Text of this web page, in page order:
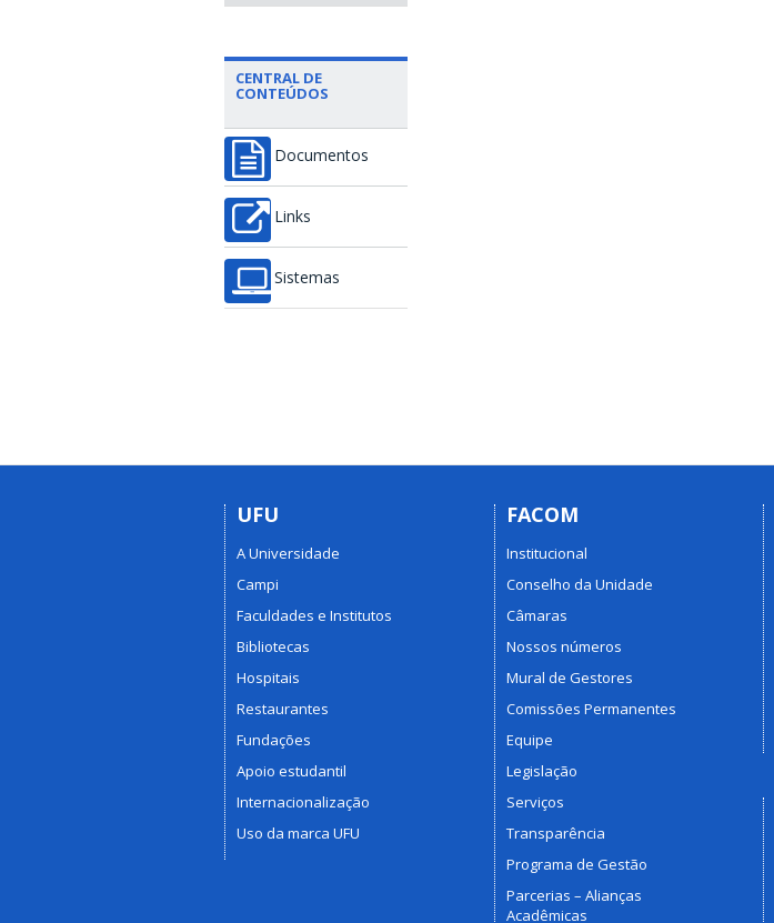
CENTRAL DE
CONTEÚDOS
Documentos
Links
Sistemas
UFU
A Universidade
Campi
Faculdades e Institutos
Bibliotecas
Hospitais
Restaurantes
Fundações
Apoio estudantil
Internacionalização
Uso da marca UFU
FACOM
Institucional
Conselho da Unidade
Câmaras
Nossos números
Mural de Gestores
Comissões Permanentes
Equipe
Legislação
Serviços
Transparência
Programa de Gestão
Parcerias – Alianças
Acadêmicas